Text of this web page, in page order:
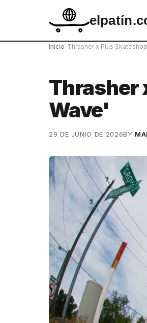
Inicio›Thrasher x Plus
Thrasher
Wave'
29 DE JUNIO DE 2026BY